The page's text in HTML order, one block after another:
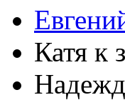
Катя к